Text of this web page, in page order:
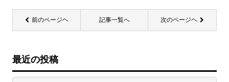
前のページヘ 記事一覧へ 次のページヘ
最近の投稿